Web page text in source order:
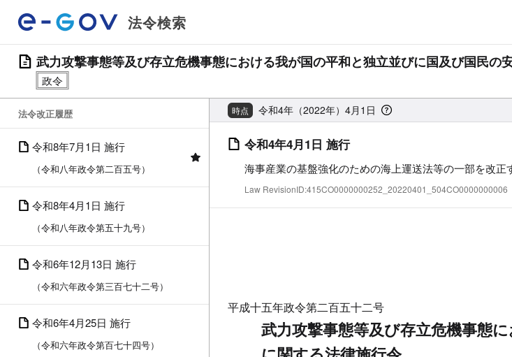
法令検索
武力攻撃事態等及び存立危機事態における我が国の平和と独立並びに国及び国民の
法令改正履歴
令和8年7月1日 施行
（令和八年政令第二百五号）
令和8年4月1日 施行
（令和八年政令第五十九号）
令和6年12月13日 施行
（令和六年政令第三百七十二号）
令和6年4月25日 施行
（令和六年政令第百七十四号）
時点 令和4年（2022年）4月1日
令和4年4月1日 施行
海事産業の基盤強化のための海上運送法等の一部を改
Law RevisionID:415CO0000000252_20220401_504CO0000000006
平成十五年政令第二百五十二号
武力攻撃事態等及び存立危機事態